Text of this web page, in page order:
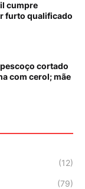
cumpre
furto qualificado
cortado
com cerol; mãe
(12)
(79)